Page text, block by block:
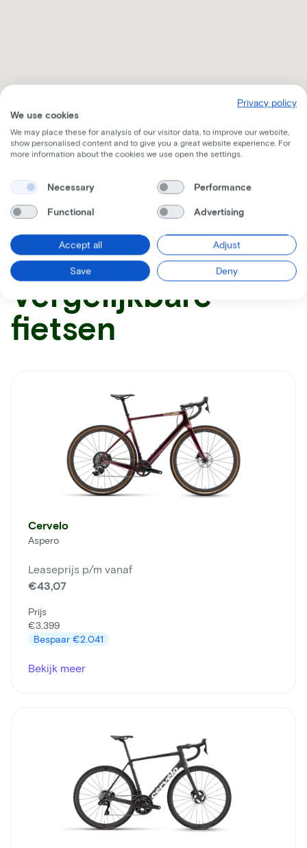
Ontvang alle nodige informatie per mail
Vergelijkbare
fietsen
Cervelo
Aspero
Leaseprijs p/m vanaf
€43,07
Prijs
€3.399
Bespaar €2.041
Bekijk meer
Privacy policy
We use cookies
We may place these for analysis of our visitor data, to improve our website,
show personalised content and to give you a great website experience. For
more information about the cookies we use open the settings.
Necessary Performance
Functional Advertising
Accept all Adjust
Save Deny